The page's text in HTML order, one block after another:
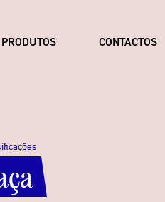
PRODUTOS CONTACTOS